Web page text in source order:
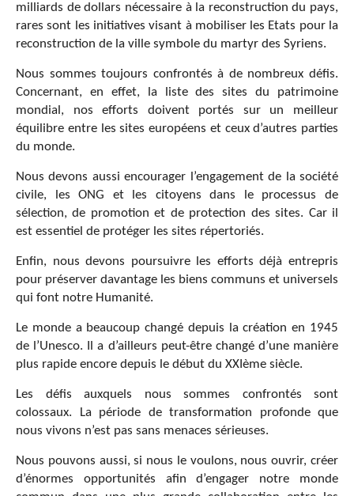
milliards de dollars nécessaire à la reconstruction du pays,
rares sont les initiatives visant à mobiliser les Etats pour la
reconstruction de la ville symbole du martyr des Syriens.
Nous sommes toujours confrontés à de nombreux défis.
Concernant, en effet, la liste des sites du patrimoine
mondial, nos efforts doivent portés sur un meilleur
équilibre entre les sites européens et ceux d’autres parties
du monde.
Nous devons aussi encourager l’engagement de la société
civile, les ONG et les citoyens dans le processus de
sélection, de promotion et de protection des sites. Car il
est essentiel de protéger les sites répertoriés.
Enfin, nous devons poursuivre les efforts déjà entrepris
pour préserver davantage les biens communs et universels
qui font notre Humanité.
Le monde a beaucoup changé depuis la création en 1945
de l’Unesco. Il a d’ailleurs peut-être changé d’une manière
plus rapide encore depuis le début du XXIème siècle.
Les défis auxquels nous sommes confrontés sont
colossaux. La période de transformation profonde que
nous vivons n’est pas sans menaces sérieuses.
Nous pouvons aussi, si nous le voulons, nous ouvrir, créer
d’énormes opportunités afin d’engager notre monde